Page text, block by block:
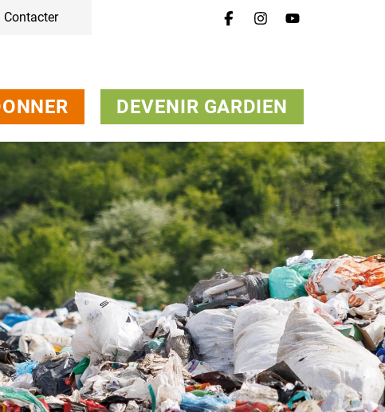
Contacter
DEVENIR GARDIEN